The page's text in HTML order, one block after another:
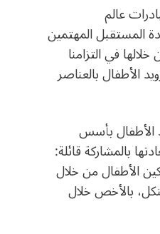
عالم
المستقبل المهتمين
في التزامنا
الأطفال بالعناصر
الأطفال بأسس
بالمشاركة قائلة:
الأطفال من خلال
بالأخص خلال